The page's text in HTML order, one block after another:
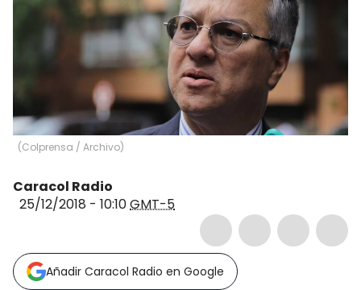
(Colprensa / Archivo)
Caracol Radio
25/12/2018 - 10:10GMT-5
Añadir Caracol Radio en Google